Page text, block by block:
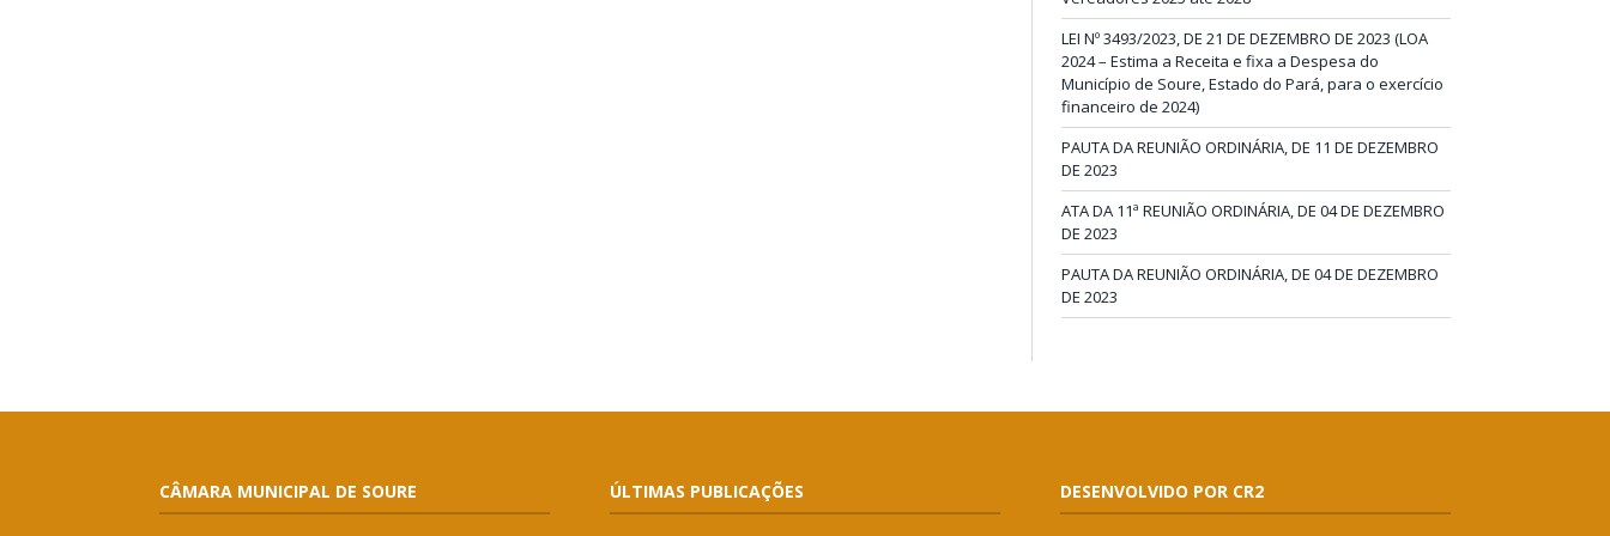
LEI Nº 3493/2023, DE 21 DE DEZEMBRO DE 2023 (LOA
2024 – Estima a Receita e fixa a Despesa do
Município de Soure, Estado do Pará, para o exercício
financeiro de 2024)
PAUTA DA REUNIÃO ORDINÁRIA, DE 11 DE DEZEMBRO
DE 2023
ATA DA 11ª REUNIÃO ORDINÁRIA, DE 04 DE DEZEMBRO
DE 2023
PAUTA DA REUNIÃO ORDINÁRIA, DE 04 DE DEZEMBRO
DE 2023
CÂMARA MUNICIPAL DE SOURE ÚLTIMAS PUBLICAÇÕES DESENVOLVIDO POR CR2